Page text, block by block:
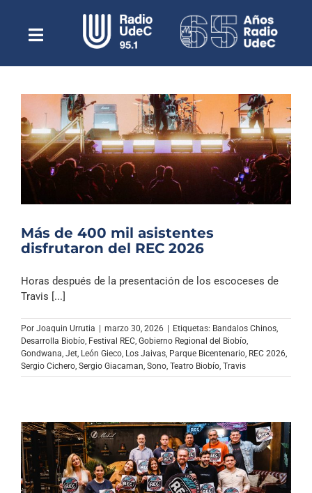
contenidoToggle
NavigationEscuchar Radio UdeC en vivo
Quiénes Somos
Programación
Podcast
Noticias
Reportajes
Columnas
Archivo Sonoro
Más de 400 mil asistentes
disfrutaron del REC 2026
Horas después de la presentación de los escoceses de
Travis [...]
Por Joaquin Urrutia marzo 30, 2026 Etiquetas: Bandalos Chinos,
Desarrolla Biobío, Festival REC, Gobierno Regional del Biobío,
Gondwana, Jet, León Gieco, Los Jaivas, Parque Bicentenario, REC 2026,
Sergio Cichero, Sergio Giacaman, Sono, Teatro Biobío, Travis